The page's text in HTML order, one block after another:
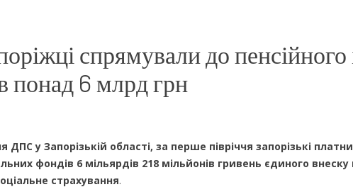
спрямували до пенсійного
понад 6 млрд грн
ДПС у Запорізькій області, за перше півріччя запорізькі
фондів 6 мільярдів 218 мільйонів гривень єдиного внеску
страхування.